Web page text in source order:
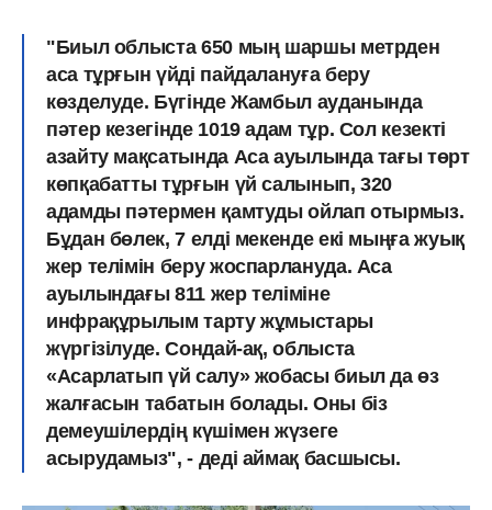
"Биыл облыста 650 мың шаршы метрден
аса тұрғын үйді пайдалануға беру
көзделуде. Бүгінде Жамбыл ауданында
пəтер кезегінде 1019 адам тұр. Сол кезекті
азайту мақсатында Аса ауылында тағы төрт
көпқабатты тұрғын үй салынып, 320
адамды пəтермен қамтуды ойлап отырмыз.
Бұдан бөлек, 7 елді мекенде екі мыңға жуық
жер телімін беру жоспарлануда. Аса
ауылындағы 811 жер теліміне
инфрақұрылым тарту жұмыстары
жүргізілуде. Сондай-ақ, облыста
«Асарлатып үй салу» жобасы биыл да өз
жалғасын табатын болады. Оны біз
демеушілердің күшімен жүзеге
асырудамыз", - деді аймақ басшысы.